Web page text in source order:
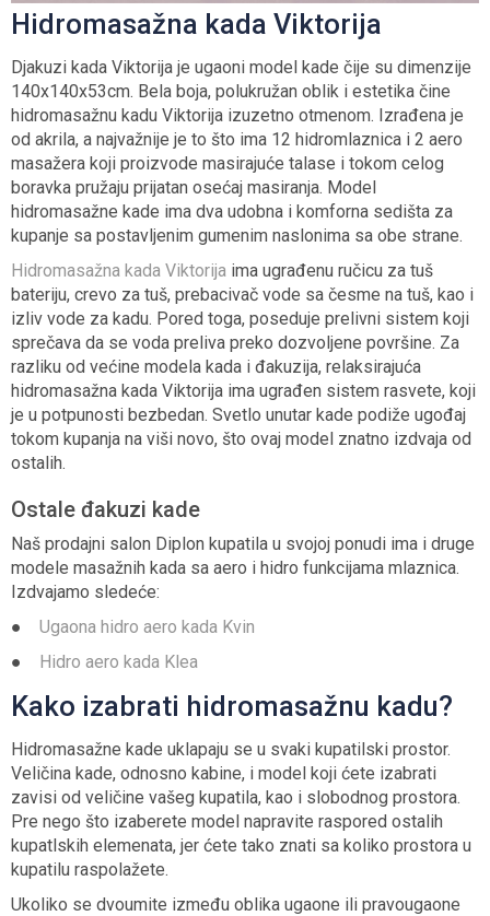
Hidromasažna kada Viktorija
Djakuzi kada Viktorija je ugaoni model kade čije su dimenzije
140x140x53cm. Bela boja, polukružan oblik i estetika čine
hidromasažnu kadu Viktorija izuzetno otmenom. Izrađena je
od akrila, a najvažnije je to što ima 12 hidromlaznica i 2 aero
masažera koji proizvode masirajuće talase i tokom celog
boravka pružaju prijatan osećaj masiranja. Model
hidromasažne kade ima dva udobna i komforna sedišta za
kupanje sa postavljenim gumenim naslonima sa obe strane.
Hidromasažna kada Viktorija ima ugrađenu ručicu za tuš
bateriju, crevo za tuš, prebacivač vode sa česme na tuš, kao i
izliv vode za kadu. Pored toga, poseduje prelivni sistem koji
sprečava da se voda preliva preko dozvoljene površine. Za
razliku od većine modela kada i đakuzija, relaksirajuća
hidromasažna kada Viktorija ima ugrađen sistem rasvete, koji
je u potpunosti bezbedan. Svetlo unutar kade podiže ugođaj
tokom kupanja na viši novo, što ovaj model znatno izdvaja od
ostalih.
Ostale đakuzi kade
Naš prodajni salon Diplon kupatila u svojoj ponudi ima i druge
modele masažnih kada sa aero i hidro funkcijama mlaznica.
Izdvajamo sledeće:
● Ugaona hidro aero kada Kvin
● Hidro aero kada Klea
Kako izabrati hidromasažnu kadu?
Hidromasažne kade uklapaju se u svaki kupatilski prostor.
Veličina kade, odnosno kabine, i model koji ćete izabrati
zavisi od veličine vašeg kupatila, kao i slobodnog prostora.
Pre nego što izaberete model napravite raspored ostalih
kupatlskih elemenata, jer ćete tako znati sa koliko prostora u
kupatilu raspolažete.
Ukoliko se dvoumite između oblika ugaone ili pravougaone